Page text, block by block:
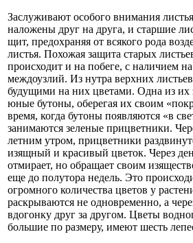
Заслуживают особого внимания
наложены друг на друга, и старшие
щит, предохраняя от всякого рода
листья. Похожая защита старых
происходит и на побеге, с наличием
междоузлий. Из нутра верхних
будущими на них цветами. Одна из их
юные бутоны, оберегая их своим
время, когда бутоны появляются «в
занимаются зеленые прицветники.
летним утром, прицветники
изящный и красивый цветок. Через
отмирает, но обращает своим
еще до полутора недель. Это
огромного количества цветов у
раскрываются не одновременно, а
вдогонку друг за другом. Цветы
большие по размеру, имеют шесть